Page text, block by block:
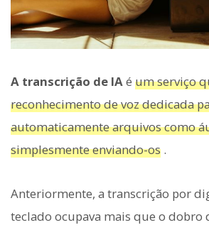
A transcrição de IAé um serviço
reconhecimento de voz dedicada
automaticamente arquivos como
simplesmente enviando-os .
Anteriormente, a transcrição por
teclado ocupava mais que o dobro